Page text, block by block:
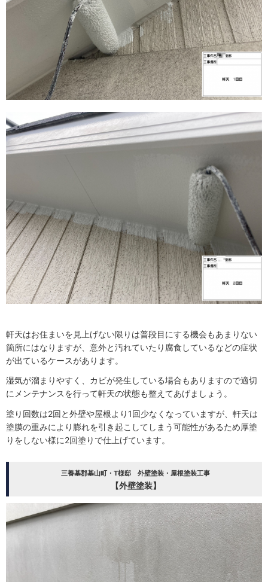
軒天はお住まいを見上げない限りは普段目にする機会もあまりない
箇所にはなりますが、意外と汚れていたり腐食しているなどの症状
が出ているケースがあります。
湿気が溜まりやすく、カビが発生している場合もありますので適切
にメンテナンスを行って軒天の状態も整えてあげましょう。
塗り回数は2回と外壁や屋根より1回少なくなっていますが、軒天は
塗膜の重みにより膨れを引き起こしてしまう可能性があるため厚塗
りをしない様に2回塗りで仕上げています。
三養基郡基山町・T様邸 外壁塗装・屋根塗装工事
【外壁塗装】